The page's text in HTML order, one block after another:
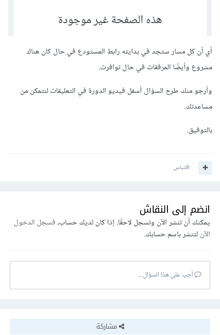
أي أن كل مسار ستجد في بدايته رابط المستودع في حال كان هناك
مشروع وأيضًا المرفقات في حال توافرت.
وأرجو منك طرح السؤال أسفل فيديو الدورة في التعليقات لنتمكن من
مساعدتك.
بالتوفيق.
اقتباس
انضم إلى النقاش
يمكنك أن تنشر الآن وتسجل لاحقًا. إذا كان لديك حساب،فسجل الدخول
الآنلتنشر باسم حسابك.
أجب على هذا السؤال...
مشاركة